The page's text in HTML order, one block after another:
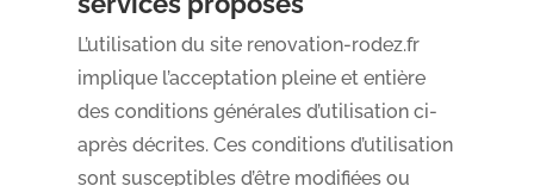
L’utilisation du site renovation-rodez.fr
implique l’acceptation pleine et entière
des conditions générales d’utilisation ci-
après décrites. Ces conditions d’utilisation
sont susceptibles d’être modifiées ou